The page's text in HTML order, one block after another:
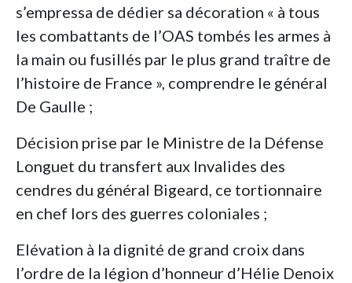
s’empressa de dédier sa décoration « à tous
les combattants de l’OAS tombés les armes à
la main ou fusillés par le plus grand traître de
l’histoire de France », comprendre le général
De Gaulle ;
Décision prise par le Ministre de la Défense
Longuet du transfert aux Invalides des
cendres du général Bigeard, ce tortionnaire
en chef lors des guerres coloniales ;
Elévation à la dignité de grand croix dans
l’ordre de la légion d’honneur d’Hélie Denoix